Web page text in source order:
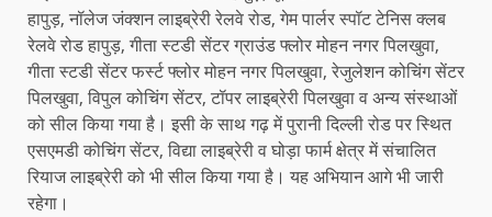
हापुड़, नॉलेज जंक्शन लाइब्रेरी रेलवे रोड, गेम पार्लर स्पॉट टेनिस क्लब
रेलवे रोड हापुड़, गीता स्टडी सेंटर ग्राउंड फ्लोर मोहन नगर पिलखुवा,
गीता स्टडी सेंटर फर्स्ट फ्लोर मोहन नगर पिलखुवा, रेजुलेशन कोचिंग सेंटर
पिलखुवा, विपुल कोचिंग सेंटर, टॉपर लाइब्रेरी पिलखुवा व अन्य संस्थाओं
को सील किया गया है। इसी के साथ गढ़ में पुरानी दिल्ली रोड पर स्थित
एसएमडी कोचिंग सेंटर, विद्या लाइब्रेरी व घोड़ा फार्म क्षेत्र में संचालित
रियाज लाइब्रेरी को भी सील किया गया है। यह अभियान आगे भी जारी
रहेगा।